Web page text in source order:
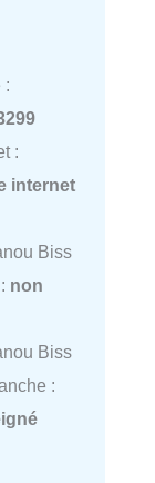
:
:
internet
Biss
non
Biss
: